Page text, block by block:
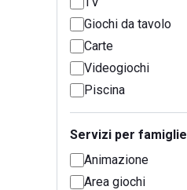
Giochi da tavolo
Carte
Videogiochi
Piscina
Servizi per famiglie
Animazione
Area giochi